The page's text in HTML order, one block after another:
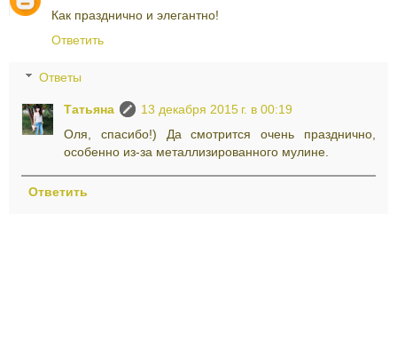
Как празднично и элегантно!
Ответить
Ответы
Татьяна
13 декабря 2015 г. в 00:19
Оля, спасибо!) Да смотрится очень празднично,
особенно из-за металлизированного мулине.
Ответить